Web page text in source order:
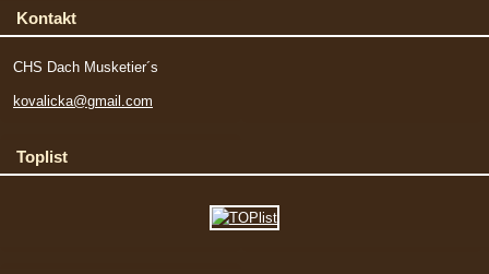
Kontakt
CHS Dach Musketier´s
kovalicka@gmail.com
Toplist